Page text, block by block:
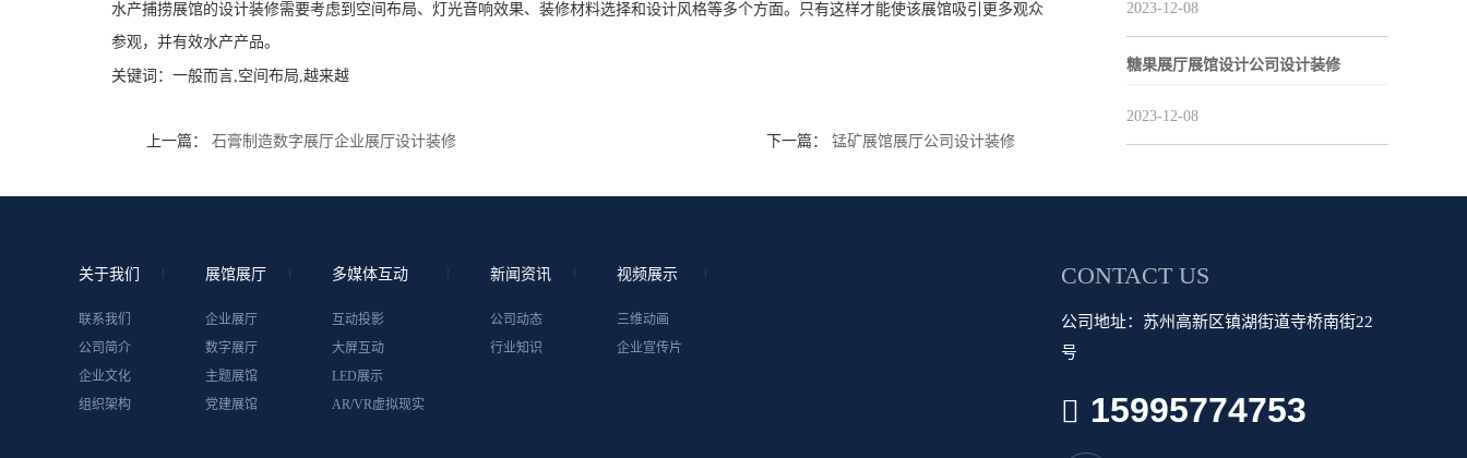
水产捕捞展馆的设计装修需要考虑到空间布局、灯光音响效果、装修材料选择和设计风格等多个方面。只有这样才能使该展馆吸引更多观众
参观，并有效水产产品。
关键词： 一般而言,空间布局,越来越
上一篇： 石膏制造数字展厅企业展厅设计装修 下一篇： 锰矿展馆展厅公司设计装修
2023-12-08
糖果展厅展馆设计公司设计装修
2023-12-08
关于我们
联系我们
公司简介
企业文化
组织架构
展馆展厅
企业展厅
数字展厅
主题展馆
党建展馆
多媒体互动
互动投影
大屏互动
LED展示
AR/VR虚拟现实
新闻资讯
公司动态
行业知识
视频展示
三维动画
企业宣传片
CONTACT US
公司地址：苏州高新区镇湖街道寺桥南街22
号
15995774753